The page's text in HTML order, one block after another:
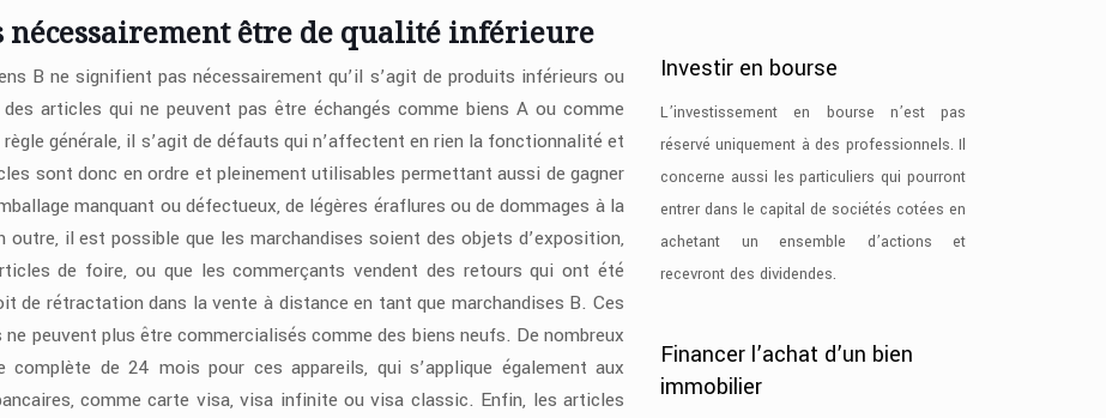
nécessairement être de qualité inférieure
B ne signifient pas nécessairement qu’il s’agit de produits inférieurs ou
articles qui ne peuvent pas être échangés comme biens A ou comme
générale, il s’agit de défauts qui n’affectent en rien la fonctionnalité et
sont donc en ordre et pleinement utilisables permettant aussi de gagner
manquant ou défectueux, de légères éraflures ou de dommages à la
il est possible que les marchandises soient des objets d’exposition,
de foire, ou que les commerçants vendent des retours qui ont été
de rétractation dans la vente à distance en tant que marchandises B. Ces
peuvent plus être commercialisés comme des biens neufs. De nombreux
de 24 mois pour ces appareils, qui s’applique également aux
comme carte visa, visa infinite ou visa classic. Enfin, les articles
Investir en bourse
L’investissement en bourse n’est pas
réservé uniquement à des professionnels. Il
concerne aussi les particuliers qui pourront
entrer dans le capital de sociétés cotées en
achetant un ensemble d’actions et
recevront des dividendes.
Financer l’achat d’un bien
immobilier